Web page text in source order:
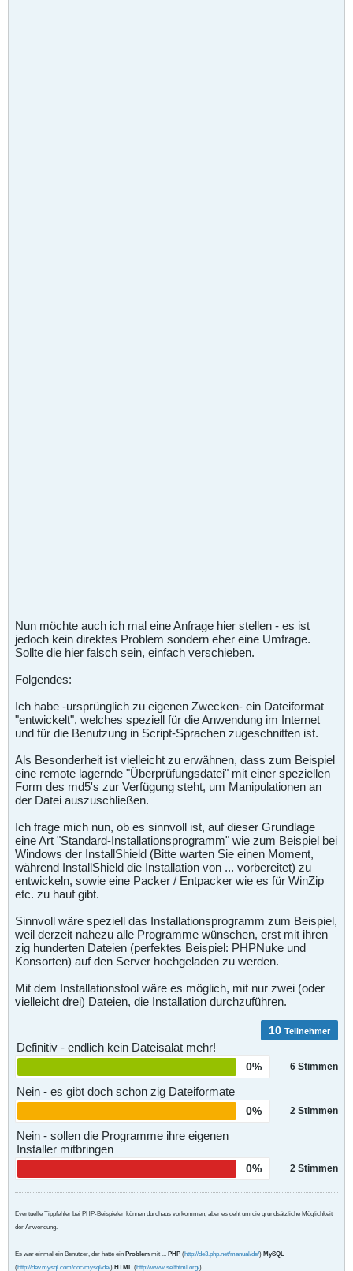
Nun möchte auch ich mal eine Anfrage hier stellen - es ist
jedoch kein direktes Problem sondern eher eine Umfrage.
Sollte die hier falsch sein, einfach verschieben.
Folgendes:
Ich habe -ursprünglich zu eigenen Zwecken- ein Dateiformat
"entwickelt", welches speziell für die Anwendung im Internet
und für die Benutzung in Script-Sprachen zugeschnitten ist.
Als Besonderheit ist vielleicht zu erwähnen, dass zum Beispiel
eine remote lagernde "Überprüfungsdatei" mit einer speziellen
Form des md5's zur Verfügung steht, um Manipulationen an
der Datei auszuschließen.
Ich frage mich nun, ob es sinnvoll ist, auf dieser Grundlage
eine Art "Standard-Installationsprogramm" wie zum Beispiel bei
Windows der InstallShield (Bitte warten Sie einen Moment,
während InstallShield die Installation von ... vorbereitet) zu
entwickeln, sowie eine Packer / Entpacker wie es für WinZip
etc. zu hauf gibt.
Sinnvoll wäre speziell das Installationsprogramm zum Beispiel,
weil derzeit nahezu alle Programme wünschen, erst mit ihren
zig hunderten Dateien (perfektes Beispiel: PHPNuke und
Konsorten) auf den Server hochgeladen zu werden.
Mit dem Installationstool wäre es möglich, mit nur zwei (oder
vielleicht drei) Dateien, die Installation durchzuführen.
10 Teilnehmer
Definitiv - endlich kein Dateisalat mehr!
0% 6 Stimmen
Nein - es gibt doch schon zig Dateiformate
0% 2 Stimmen
Nein - sollen die Programme ihre eigenen
Installer mitbringen
0% 2 Stimmen
Eventuelle Tippfehler bei PHP-Beispielen können durchaus vorkommen, aber es geht um die grundsätzliche Möglichkeit
der Anwendung.
Es war einmal ein Benutzer, der hatte ein Problem mit ... PHP (http://de3.php.net/manual/de/) MySQL
(http://dev.mysql.com/doc/mysql/de/) HTML (http://www.selfhtml.org/)